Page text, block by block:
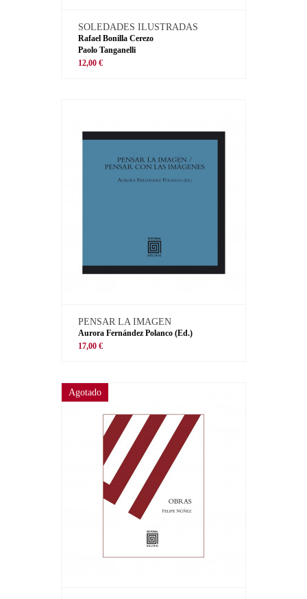
SOLEDADES ILUSTRADAS
Rafael Bonilla Cerezo
Paolo Tanganelli
12,00 €
PENSAR LA IMAGEN
Aurora Fernández Polanco (Ed.)
17,00 €
Agotado